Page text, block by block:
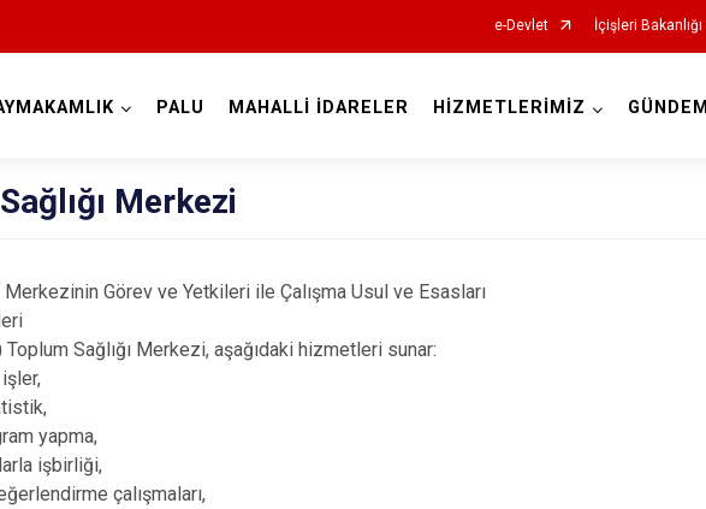
e-Devlet İçişleri Bakanlığı
PALU MAHALLİ İDARELER HİZMETLERİMİZ GÜNDEM
Merkezi
Merkezinin Görev ve Yetkileri ile Çalışma Usul ve Esasları
Sağlığı Merkezi, aşağıdaki hizmetleri sunar:
yapma,
işbirliği,
çalışmaları,